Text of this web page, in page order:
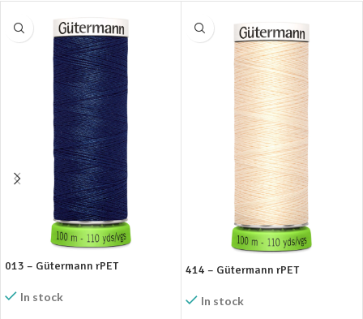
013 – Gütermann rPET
In stock
414 – Gütermann rPET
In stock